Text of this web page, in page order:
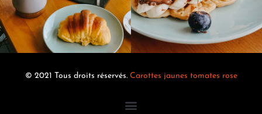
© 2021 Tous droits réservés. Carottes jaunes tomates rose